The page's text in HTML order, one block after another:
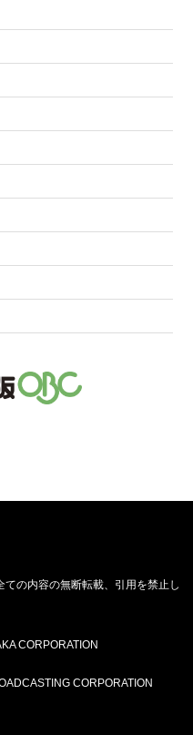
の内容の無断転載、引用を禁止し
CORPORATION
CORPORATION